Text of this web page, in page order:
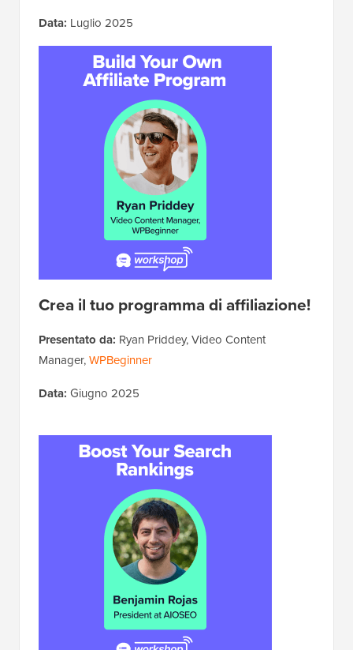
Data: Luglio 2025
Crea il tuo programma di affiliazione!
Presentato da: Ryan Priddey, Video Content
Manager,WPBeginner
Data: Giugno 2025